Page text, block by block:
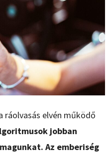
ráolvasás elvén működő
jobban
Az emberiség